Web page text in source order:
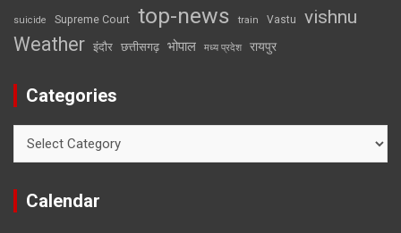
suicide Supreme Court top-news train Vastu vishnu
Weather इंदौर छत्तीसगढ़ भोपाल मध्य प्रदेश रायपुर
Categories
Calendar